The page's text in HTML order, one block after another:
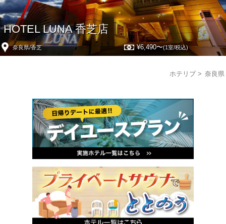
HOTEL LUNA 香芝店
奈良県/香芝 ¥6,490〜(1室/税込)
ホテリブ 奈良県